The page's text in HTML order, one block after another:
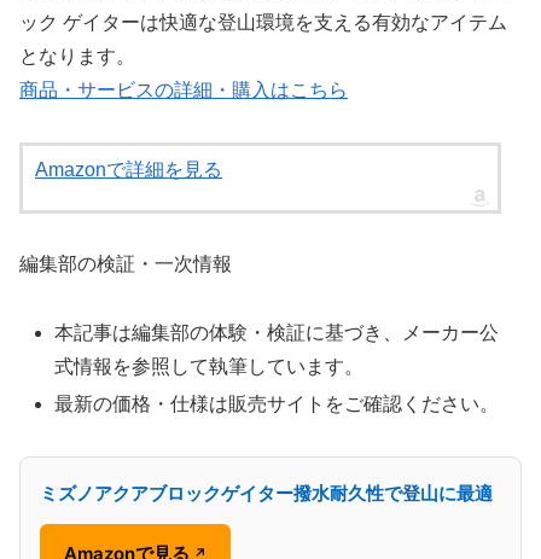
ック ゲイターは快適な登山環境を支える有効なアイテム
となります。
商品・サービスの詳細・購入はこちら
Amazonで詳細を見る
編集部の検証・一次情報
本記事は編集部の体験・検証に基づき、メーカー公
式情報を参照して執筆しています。
最新の価格・仕様は販売サイトをご確認ください。
ミズノアクアブロックゲイター撥水耐久性で登山に最適
Amazonで見る ↗